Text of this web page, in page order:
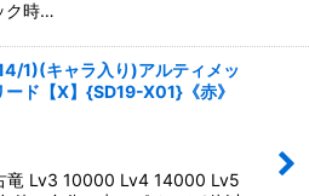
ク時…
1)(キャラ入り)アルティメッ
ード【X】{SD19-X01}《赤》
竜 Lv3 10000 Lv4 14000 Lv5